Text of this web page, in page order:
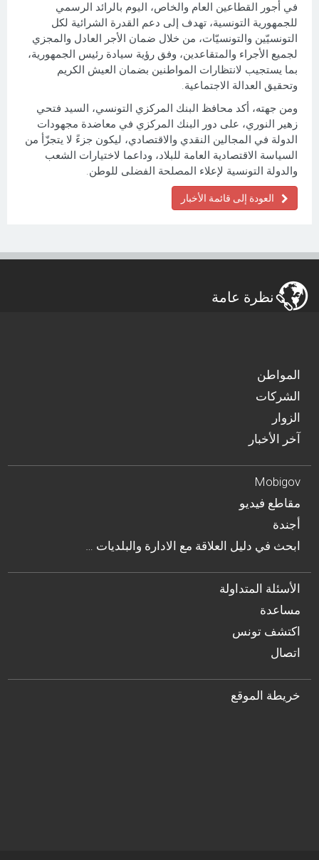
في أجور القطاعين العام والخاص، اليوم بالرائد الرسمي
للجمهورية التونسية، تهدف إلى دعم القدرة الشرائية لكل
التونسيّين والتونسيّات، من خلال ضمان الأجر العادل والمجزي
لجميع الأجراء والمتقاعدين، وفق رؤية سيادة رئيس الجمهورية،
بما يستجيب لانتظارات المواطنين بضمان العيش الكريم
وتحقيق العدالة الاجتماعية.
ومن جهته، أكد محافظ البنك المركزي التونسي، السيد فتحي
زهير النوري، على دور البنك المركزي في معاضدة مجهودات
الدولة في المجالين النقدي والاقتصادي، ليكون جزءً لا يتجزّأ من
السياسة الاقتصادية العامة للبلاد، وداعما لاختيارات الشعب
والدولة التونسية لإعلاء المصلحة الفضلى للوطن.
العودة إلى قائمة الأخبار
نظرة عامة
المواطن
الشركات
الزوار
آخر الأخبار
Mobigov
مقاطع فيديو
أجندة
… ابحث في دليل العلاقة مع الادارة والبلديات
الأسئلة المتداولة
مساعدة
اكتشف تونس
اتصال
خريطة الموقع